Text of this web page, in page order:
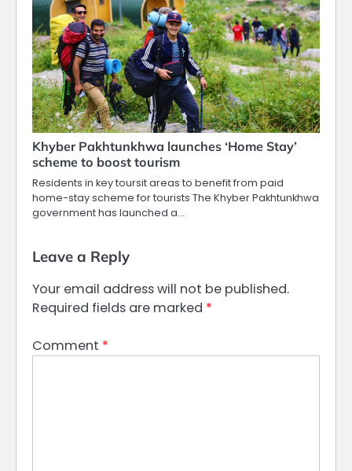
Khyber Pakhtunkhwa launches ‘Home Stay’
scheme to boost tourism
Residents in key toursit areas to benefit from paid
home-stay scheme for tourists The Khyber Pakhtunkhwa
government has launched a…
Leave a Reply
Your email address will not be published.
Required fields are marked *
Comment *